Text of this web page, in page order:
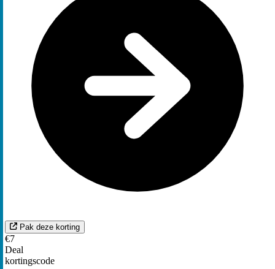
Pak deze korting
€7
Deal
kortingscode